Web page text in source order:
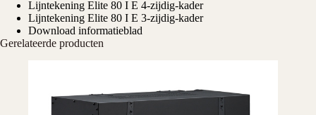
Lijntekening Elite 80 I E 4-zijdig-kader
Lijntekening Elite 80 I E 3-zijdig-kader
Download informatieblad
Gerelateerde producten